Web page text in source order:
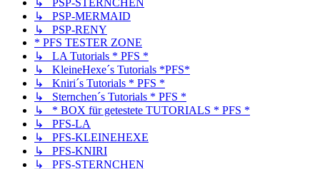
↳ PSP-STERNCHEN
↳ PSP-MERMAID
↳ PSP-RENY
* PFS TESTER ZONE
↳ LA Tutorials * PFS *
↳ KleineHexe´s Tutorials *PFS*
↳ Kniri´s Tutorials * PFS *
↳ Sternchen´s Tutorials * PFS *
↳ * BOX für getestete TUTORIALS * PFS *
↳ PFS-LA
↳ PFS-KLEINEHEXE
↳ PFS-KNIRI
↳ PFS-STERNCHEN